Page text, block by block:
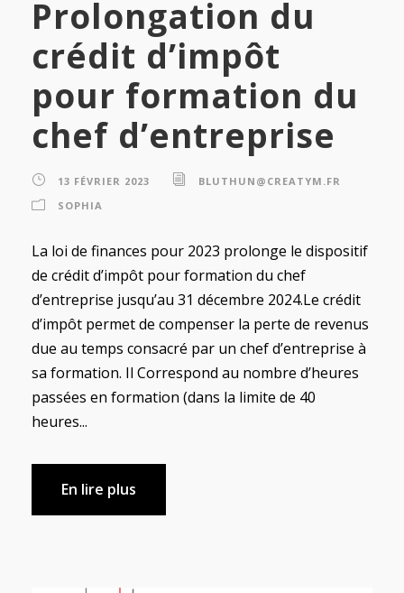
Prolongation du
crédit d’impôt
pour formation du
chef d’entreprise
13 FÉVRIER 2023
BLUTHUN@CREATYM.FR
SOPHIA
La loi de finances pour 2023 prolonge le dispositif
de crédit d’impôt pour formation du chef
d’entreprise jusqu’au 31 décembre 2024.Le crédit
d’impôt permet de compenser la perte de revenus
due au temps consacré par un chef d’entreprise à
sa formation. Il Correspond au nombre d’heures
passées en formation (dans la limite de 40
heures...
En lire plus